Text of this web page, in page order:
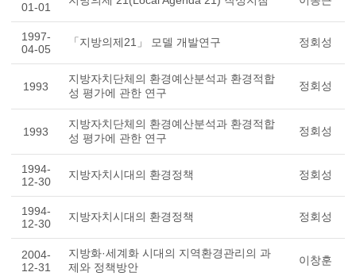
01-01
1997-
04-05
「지방의제21」 모델 개발연구 정회성
1993
지방자치단체의 환경예산분석과 환경적합
성 평가에 관한 연구
정회성
1993
지방자치단체의 환경예산분석과 환경적합
성 평가에 관한 연구
정회성
1994-
12-30
지방자치시대의 환경정책 정회성
1994-
12-30
지방자치시대의 환경정책 정회성
2004-
12-31
지방화·세계화 시대의 지역환경관리의 과
제와 정책방안
이창훈